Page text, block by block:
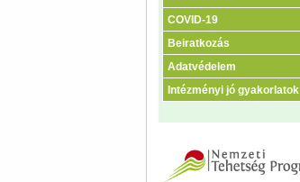
COVID-19
Beiratkozás
Adatvédelem
Intézményi jó gyakorlatok